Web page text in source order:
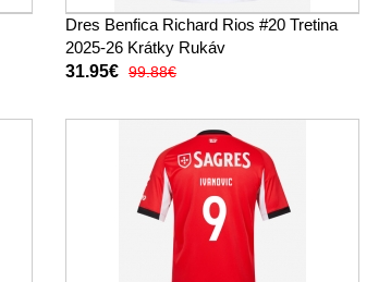
Dres Benfica Richard Rios #20 Tretina
2025-26 Krátky Rukáv
31.95€ 99.88€